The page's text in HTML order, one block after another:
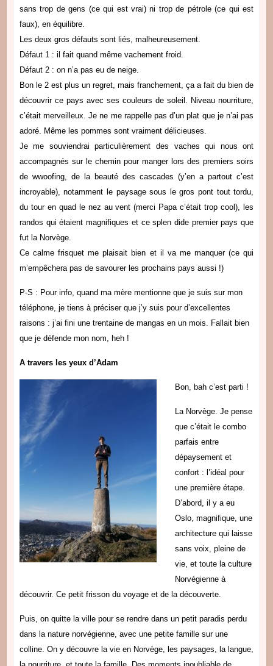
sans trop de gens (ce qui est vrai) ni trop de pétrole (ce qui est
faux), en équilibre.
Les deux gros défauts sont liés, malheureusement.
Défaut 1 : il fait quand même vachement froid.
Défaut 2 : on n’a pas eu de neige.
Bon le 2 est plus un regret, mais franchement, ça a fait du bien de
découvrir ce pays avec ses couleurs de soleil. Niveau nourriture,
c’était merveilleux. Je ne me rappelle pas d’un plat que je n’ai pas
adoré. Même les pommes sont vraiment délicieuses.
Je me souviendrai particulièrement des vaches qui nous ont
accompagnés sur le chemin pour manger lors des premiers soirs
de wwoofing, de la beauté des cascades (y’en a partout c’est
incroyable), notamment le paysage sous le gros pont tout tordu,
du tour en quad le nez au vent (merci Papa c’était trop cool), les
randos qui étaient magnifiques et ce splen dide premier pays que
fut la Norvège.
Ce calme frisquet me plaisait bien et il va me manquer (ce qui
m’empêchera pas de savourer les prochains pays aussi !)
P-S : Pour info, quand ma mère mentionne que je suis sur mon
téléphone, je tiens à préciser que j’y suis pour d’excellentes
raisons : j’ai fini une trentaine de mangas en un mois. Fallait bien
que je défende mon nom, heh !
A travers les yeux d’Adam
Bon, bah c’est parti !
La Norvège. Je pense
que c’était le combo
parfais entre
dépaysement et
confort : l’idéal pour
une première étape.
D’abord, il y a eu
Oslo, magnifique, une
architecture qui laisse
sans voix, pleine de
vie, et toute la culture
Norvégienne à
découvrir. Ce petit frisson du voyage et de la découverte.
Puis, on quitte la ville pour se rendre dans un petit paradis perdu
dans la nature norvégienne, avec une petite famille sur une
colline. On y découvre la vie en Norvège, les paysages, la langue,